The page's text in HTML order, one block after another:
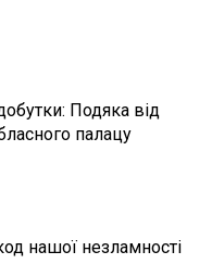
Подяка від
палацу
нашої незламності